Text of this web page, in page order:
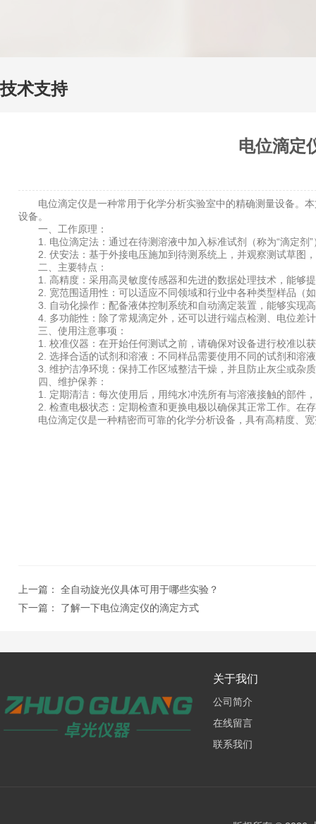
技术支持
电位滴定
电位滴定仪是一种常用于化学分析实验室中的精确测量设备。本
设备。
一、工作原理：
1. 电位滴定法：通过在待测溶液中加入标准试剂（称为“滴定剂”
2. 伏安法：基于外接电压施加到待测系统上，并观察测试草图
二、主要特点：
1. 高精度：采用高灵敏度传感器和先进的数据处理技术，能够
2. 宽范围适用性：可以适应不同领域和行业中各种类型样品（
3. 自动化操作：配备液体控制系统和自动滴定装置，能够实现
4. 多功能性：除了常规滴定外，还可以进行端点检测、电位差
三、使用注意事项：
1. 校准仪器：在开始任何测试之前，请确保对设备进行校准以
2. 选择合适的试剂和溶液：不同样品需要使用不同的试剂和溶
3. 维护洁净环境：保持工作区域整洁干燥，并且防止灰尘或杂
四、维护保养：
1. 定期清洁：每次使用后，用纯水冲洗所有与溶液接触的部件
2. 检查电极状态：定期检查和更换电极以确保其正常工作。在
电位滴定仪是一种精密而可靠的化学分析设备，具有高精度、宽
上一篇： 全自动旋光仪具体可用于哪些实验？
下一篇： 了解一下电位滴定仪的滴定方式
关于我们
公司简介
在线留言
联系我们